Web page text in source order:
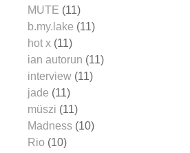
MUTE (11)
b.my.lake (11)
hot x (11)
ian autorun (11)
interview (11)
jade (11)
müszi (11)
Madness (10)
Rio (10)